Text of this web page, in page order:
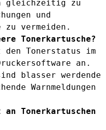
gleichzeitig zu
und
vermeiden.
Tonerkartusche?
Tonerstatus im
an.
blasser werdende
Warnmeldungen
Tonerkartuschen